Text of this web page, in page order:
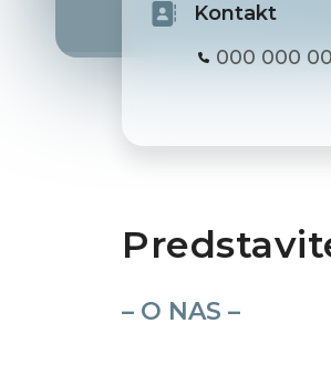
Kontakt
000 000
– O NAS –